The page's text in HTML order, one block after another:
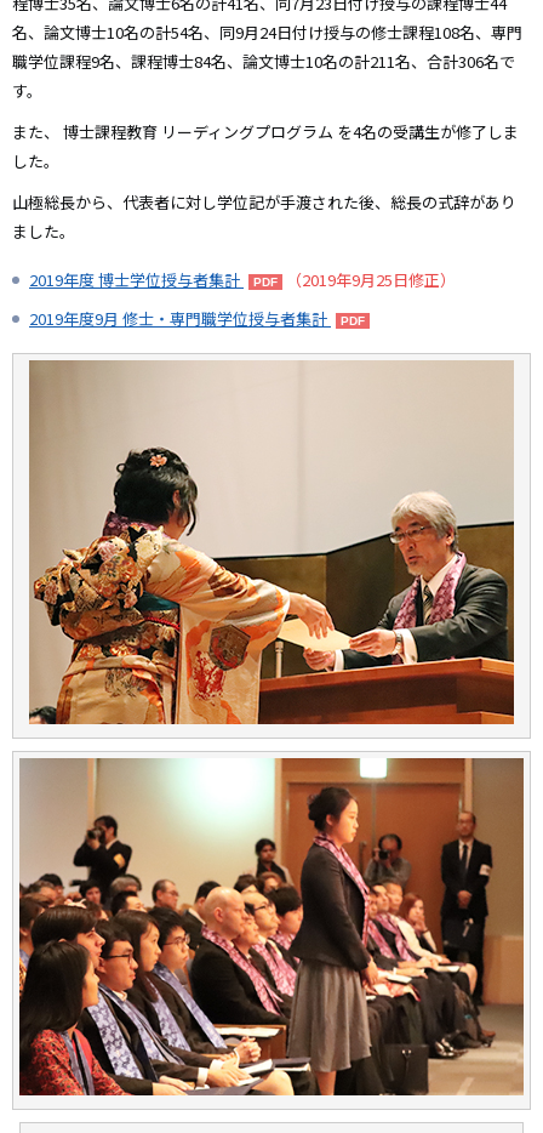
名、論文博士10名の計54名、同9月24日付け授与の修士課程108名、専門
職学位課程9名、課程博士84名、論文博士10名の計211名、合計306名で
す。
また、 博士課程教育 リーディングプログラム を4名の受講生が修了しま
した。
山極総長から、代表者に対し学位記が手渡された後、総長の式辞があり
ました。
2019年度 博士学位授与者集計
（2019年9月25日修正）
2019年度9月 修士・専門職学位授与者集計